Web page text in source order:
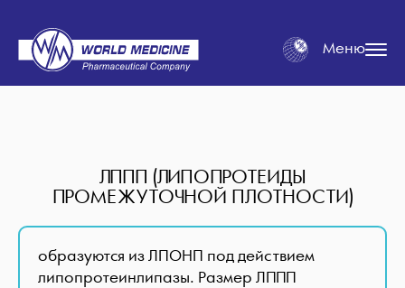
Меню
ЛППП (ЛИПОПРОТЕИДЫ
ПРОМЕЖУТОЧНОЙ ПЛОТНОСТИ)
образуются из ЛПОНП под действием
липопротеинлипазы. Размер ЛППП